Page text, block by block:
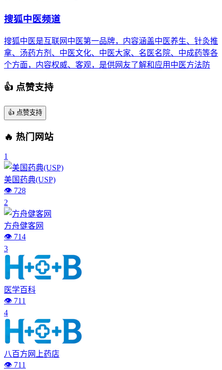
搜狐中医频道
搜狐中医是互联网中医第一品牌，内容涵盖中医养生、针灸推
拿、汤药方剂、中医文化、中医大家、名医名院、中成药等各
个方面，内容权威、客观，是供网友了解和应用中医方法防
👍 点赞支持
👍 点赞支持
🔥 热门网站
1
美国药典(USP)
👁️ 728
2
方舟健客网
👁️ 714
3
医学百科
👁️ 711
4
八百方网上药店
👁️ 711